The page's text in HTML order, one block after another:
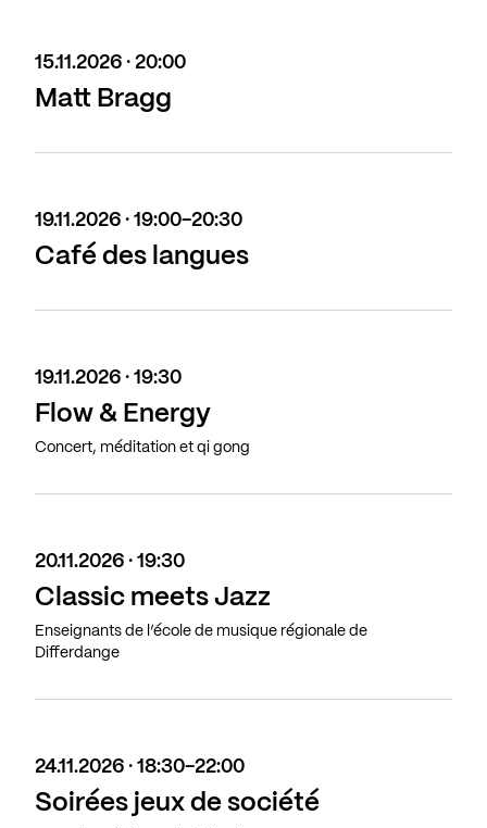
15.11.2026 · 20:00
Matt Bragg
19.11.2026 · 19:00-20:30
Café des langues
19.11.2026 · 19:30
Flow & Energy
Concert, méditation et qi gong
20.11.2026 · 19:30
Classic meets Jazz
Enseignants de l’école de musique régionale de
Differdange
24.11.2026 · 18:30-22:00
Soirées jeux de société